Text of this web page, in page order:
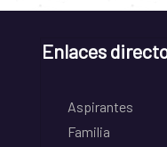
Enlaces
Aspirantes
Familia